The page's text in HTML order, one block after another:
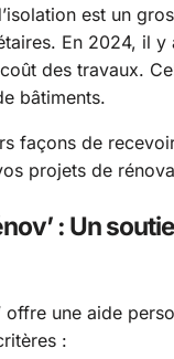
est un
En 2024, il y
des travaux.
bâtiments.
façons de
projets de
: Un
offre une aide
: